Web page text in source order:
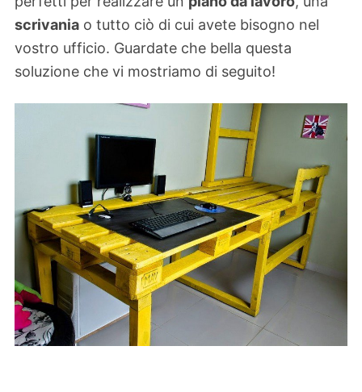
scrivania o tutto ciò di cui avete bisogno nel
vostro ufficio. Guardate che bella questa
soluzione che vi mostriamo di seguito!